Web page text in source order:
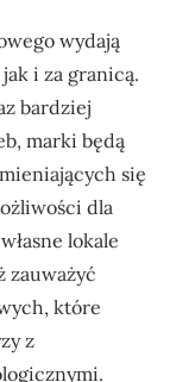
wydają
i za granicą.
bardziej
marki będą
się
dla
lokale
zauważyć
które
z